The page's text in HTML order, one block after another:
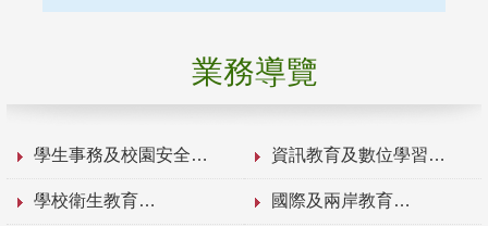
業務導覽
學生事務及校園安全 資訊教育及數位學習
學校衛生教育 國際及兩岸教育